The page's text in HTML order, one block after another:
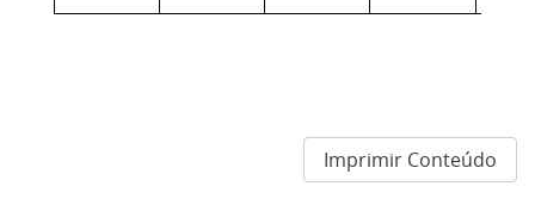
Imprimir Conteúdo